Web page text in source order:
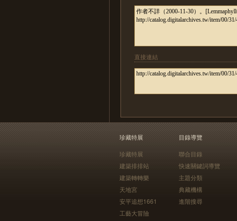
直接連結
珍藏特展
珍藏特展
建築排排站
建築轉轉樂
天地宮
安平追想1661
工藝大冒險
目錄導覽
聯合目錄
快速關鍵詞導覽
主題分類
典藏機構
進階搜尋